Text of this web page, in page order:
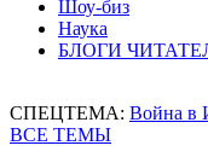
Шоу-биз
Наука
БЛОГИ
СПЕЦТЕМА: Война в
ВСЕ ТЕМЫ